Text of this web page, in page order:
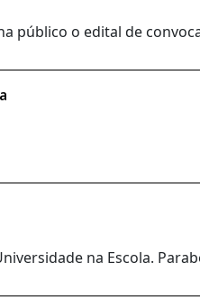
público o edital de
na Escola.